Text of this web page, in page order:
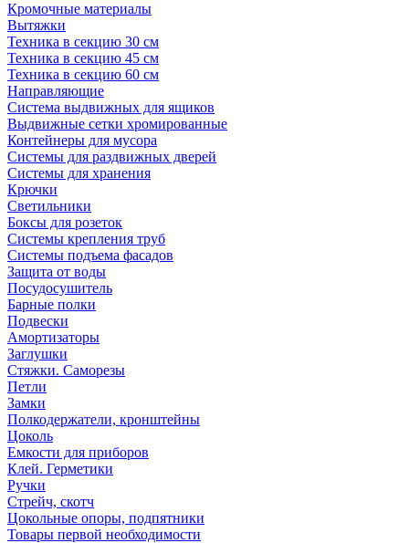
Кромочные материалы
Вытяжки
Техника в секцию 30 см
Техника в секцию 45 см
Техника в секцию 60 см
Направляющие
Система выдвижных для ящиков
Выдвижные сетки хромированные
Контейнеры для мусора
Системы для раздвижных дверей
Системы для хранения
Крючки
Светильники
Боксы для розеток
Системы крепления труб
Системы подъема фасадов
Защита от воды
Посудосушитель
Барные полки
Подвески
Амортизаторы
Заглушки
Стяжки. Саморезы
Петли
Замки
Полкодержатели, кронштейны
Цоколь
Емкости для приборов
Клей. Герметики
Ручки
Стрейч, скотч
Цокольные опоры, подпятники
Товары первой необходимости